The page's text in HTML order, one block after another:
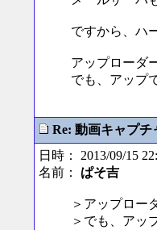
ですから、ハ
アップローダ
でも、アップ
Re: 動画キャプチ
日時： 2013/09/15
名前： ぱそ吉
＞アップロー
＞でも、アッ